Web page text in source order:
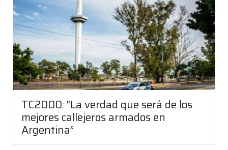
TC2000: “La verdad que será de los
mejores callejeros armados en
Argentina”